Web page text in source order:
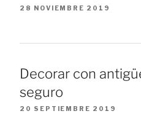
28 NOVIEMBRE 2019
Decorar con
seguro
20 SEPTIEMBRE 2019